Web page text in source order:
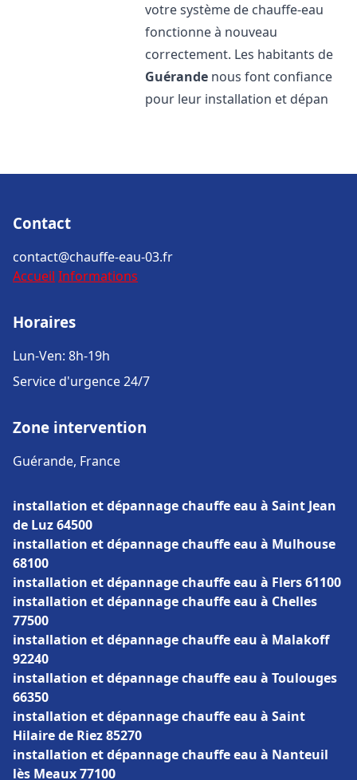
votre système de chauffe-eau
fonctionne à nouveau
correctement. Les habitants de
Guérande nous font confiance
pour leur installation et dépan
Contact
contact@chauffe-eau-03.fr
Accueil Informations
Horaires
Lun-Ven: 8h-19h
Service d'urgence 24/7
Zone intervention
Guérande, France
installation et dépannage chauffe eau à Saint Jean
de Luz 64500
installation et dépannage chauffe eau à Mulhouse
68100
installation et dépannage chauffe eau à Flers 61100
installation et dépannage chauffe eau à Chelles
77500
installation et dépannage chauffe eau à Malakoff
92240
installation et dépannage chauffe eau à Toulouges
66350
installation et dépannage chauffe eau à Saint
Hilaire de Riez 85270
installation et dépannage chauffe eau à Nanteuil
lès Meaux 77100